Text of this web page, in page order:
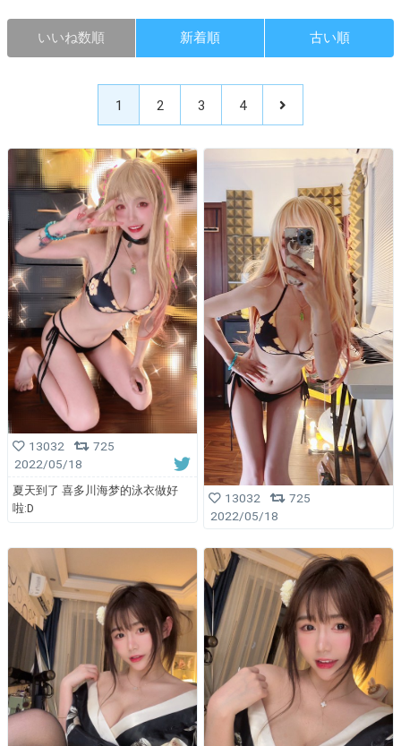
いいね数順 新着順 古い順
1 2 3 4
13032
725
2022/05/18
夏天到了 喜多川海梦的泳衣做好
啦:D
13032
725
2022/05/18